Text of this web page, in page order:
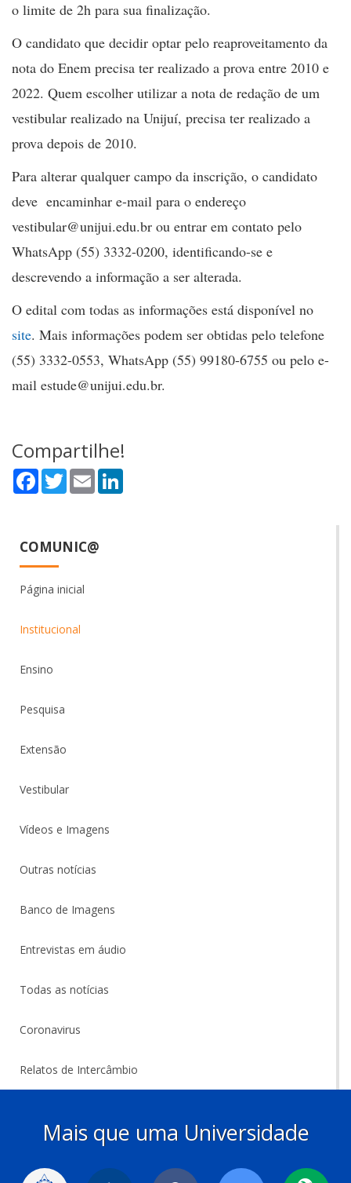
o limite de 2h para sua finalização.
O candidato que decidir optar pelo reaproveitamento da
nota do Enem precisa ter realizado a prova entre 2010 e
2022. Quem escolher utilizar a nota de redação de um
vestibular realizado na Unijuí, precisa ter realizado a
prova depois de 2010.
Para alterar qualquer campo da inscrição, o candidato
deve encaminhar e-mail para o endereço
vestibular@unijui.edu.br ou entrar em contato pelo
WhatsApp (55) 3332-0200, identificando-se e
descrevendo a informação a ser alterada.
O edital com todas as informações está disponível no
site. Mais informações podem ser obtidas pelo telefone
(55) 3332-0553, WhatsApp (55) 99180-6755 ou pelo e-
mail estude@unijui.edu.br.
Compartilhe!
Facebook
TwitterEmail
COMUNIC@
Página inicial
Institucional
Ensino
Pesquisa
Extensão
Vestibular
Vídeos e Imagens
Outras notícias
Banco de Imagens
Entrevistas em áudio
Todas as notícias
Coronavirus
Relatos de Intercâmbio
Mais que uma Universidade